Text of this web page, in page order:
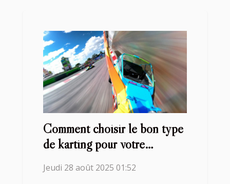
Comment choisir le bon type
de karting pour votre
Jeudi 28 août 2025 01:52